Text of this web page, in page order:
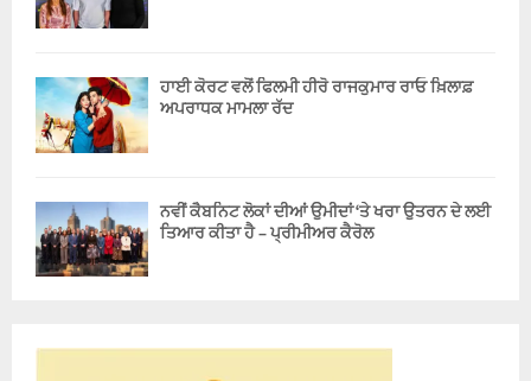
ਹਾਈ ਕੋਰਟ ਵਲੋਂ ਫਿਲਮੀ ਹੀਰੋ ਰਾਜਕੁਮਾਰ ਰਾਓ ਖ਼ਿਲਾਫ਼
ਅਪਰਾਧਕ ਮਾਮਲਾ ਰੱਦ
ਨਵੀਂ ਕੈਬਨਿਟ ਲੋਕਾਂ ਦੀਆਂ ਉਮੀਦਾਂ ‘ਤੇ ਖਰਾ ਉਤਰਨ ਦੇ ਲਈ
ਤਿਆਰ ਕੀਤਾ ਹੈ – ਪ੍ਰੀਮੀਅਰ ਕੈਰੋਲ